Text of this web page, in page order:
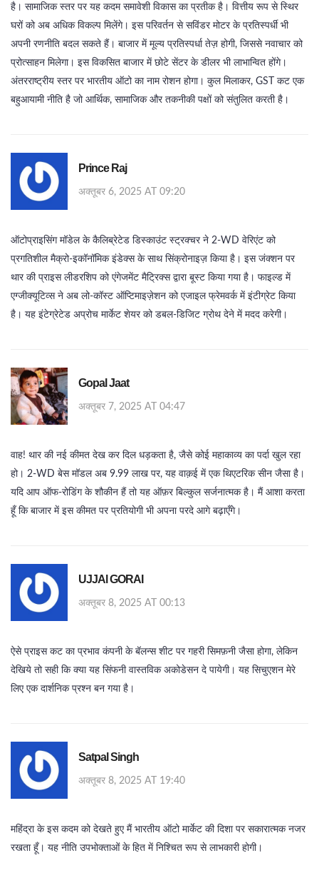
है। सामाजिक स्तर पर यह कदम समावेशी विकास का प्रतीक है। वित्तीय रूप से स्थिर
घरों को अब अधिक विकल्प मिलेंगे। इस परिवर्तन से सविंडर मोटर के प्रतिस्पर्धी भी
अपनी रणनीति बदल सकते हैं। बाजार में मूल्य प्रतिस्पर्धा तेज़ होगी, जिससे नवाचार को
प्रोत्साहन मिलेगा। इस विकसित बाजार में छोटे सेंटर के डीलर भी लाभान्वित होंगे।
अंतरराष्ट्रीय स्तर पर भारतीय ऑटो का नाम रोशन होगा। कुल मिलाकर, GST कट एक
बहुआयामी नीति है जो आर्थिक, सामाजिक और तकनीकी पक्षों को संतुलित करती है।
Prince Raj
अक्तूबर 6, 2025 AT 09:20
ऑटोप्राइसिंग मॉडेल के कैलिब्रेटेड डिस्काउंट स्ट्रक्चर ने 2‑WD वेरिएंट को
प्रगतिशील मैक्रो‑इकॉनॉमिक इंडेक्स के साथ सिंक्रोनाइज़ किया है। इस जंक्शन पर
थार की प्राइस लीडरशिप को एंगेजमेंट मैट्रिक्स द्वारा बूस्ट किया गया है। फाइल्ड में
एग्जीक्यूटिव्स ने अब लो‑कॉस्ट ऑप्टिमाइज़ेशन को एजाइल फ्रेमवर्क में इंटीग्रेट किया
है। यह इंटेग्रेटेड अप्रोच मार्केट शेयर को डबल‑डिजिट ग्रोथ देने में मदद करेगी।
Gopal Jaat
अक्तूबर 7, 2025 AT 04:47
वाह! थार की नई कीमत देख कर दिल धड़कता है, जैसे कोई महाकाव्य का पर्दा खुल रहा
हो। 2‑WD बेस मॉडल अब 9.99 लाख पर, यह वाक़ई में एक थिएटरिक सीन जैसा है।
यदि आप ऑफ‑रोडिंग के शौकीन हैं तो यह ऑफ़र बिल्कुल सर्जनात्मक है। मैं आशा करता
हूँ कि बाजार में इस कीमत पर प्रतियोगी भी अपना परदे आगे बढ़ाएँगे।
UJJAl GORAI
अक्तूबर 8, 2025 AT 00:13
ऐसे प्राइस कट का प्रभाव कंपनी के बॅलन्स शीट पर गहरी सिमफ़नी जैसा होगा, लेकिन
देखिये तो सही कि क्या यह सिंफनी वास्तविक अकोडेसन दे पायेगी। यह सिचुएशन मेरे
लिए एक दार्शनिक प्रश्न बन गया है।
Satpal Singh
अक्तूबर 8, 2025 AT 19:40
महिंद्रा के इस कदम को देखते हुए मैं भारतीय ऑटो मार्केट की दिशा पर सकारात्मक नजर
रखता हूँ। यह नीति उपभोक्ताओं के हित में निश्चित रूप से लाभकारी होगी।